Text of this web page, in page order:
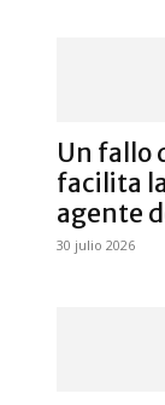
Un fallo
facilita
agente
30 julio 2026